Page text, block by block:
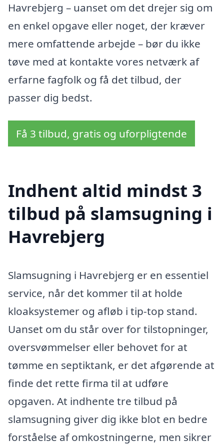
Havrebjerg – uanset om det drejer sig om
en enkel opgave eller noget, der kræver
mere omfattende arbejde – bør du ikke
tøve med at kontakte vores netværk af
erfarne fagfolk og få det tilbud, der
passer dig bedst.
Få 3 tilbud, gratis og uforpligtende
Indhent altid mindst 3
tilbud på slamsugning i
Havrebjerg
Slamsugning i Havrebjerg er en essentiel
service, når det kommer til at holde
kloaksystemer og afløb i tip-top stand.
Uanset om du står over for tilstopninger,
oversvømmelser eller behovet for at
tømme en septiktank, er det afgørende at
finde det rette firma til at udføre
opgaven. At indhente tre tilbud på
slamsugning giver dig ikke blot en bedre
forståelse af omkostningerne, men sikrer